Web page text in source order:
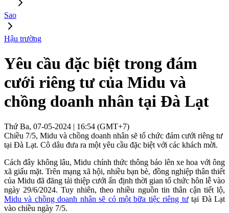
Sao
Hậu trường
Yêu cầu đặc biệt trong đám
cưới riêng tư của Midu và
chồng doanh nhân tại Đà Lạt
Thứ Ba, 07-05-2024 | 16:54 (GMT+7)
Chiều 7/5, Midu và chồng doanh nhân sẽ tổ chức đám cưới riêng tư
tại Đà Lạt. Cô dâu đưa ra một yêu cầu đặc biệt với các khách mời.
Cách đây không lâu, Midu chính thức thông báo lên xe hoa với ông
xã giấu mặt. Trên mạng xã hội, nhiều bạn bè, đồng nghiệp thân thiết
của Midu đã đăng tải thiệp cưới ấn định thời gian tổ chức hôn lễ vào
ngày 29/6/2024. Tuy nhiên, theo nhiều nguồn tin thân cận tiết lộ,
Midu và chồng doanh nhân sẽ có một bữa tiệc riêng tưtại Đà Lạt
vào chiều ngày 7/5.